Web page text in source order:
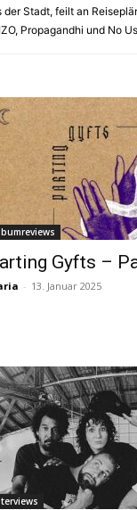
Stadt, feilt an
Propagandhi und No
Gyfts –
- 13. Januar 2025